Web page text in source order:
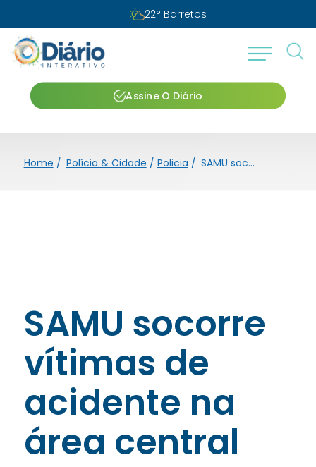
22° Barretos
Assine O Diário
Home / Polícia & Cidade / Policia / SAMU socorre vítimas de acidente na área central
SAMU socorre
vítimas de
acidente na
área central